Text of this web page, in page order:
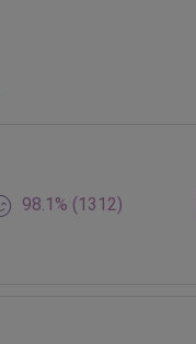
98.1% (1312)